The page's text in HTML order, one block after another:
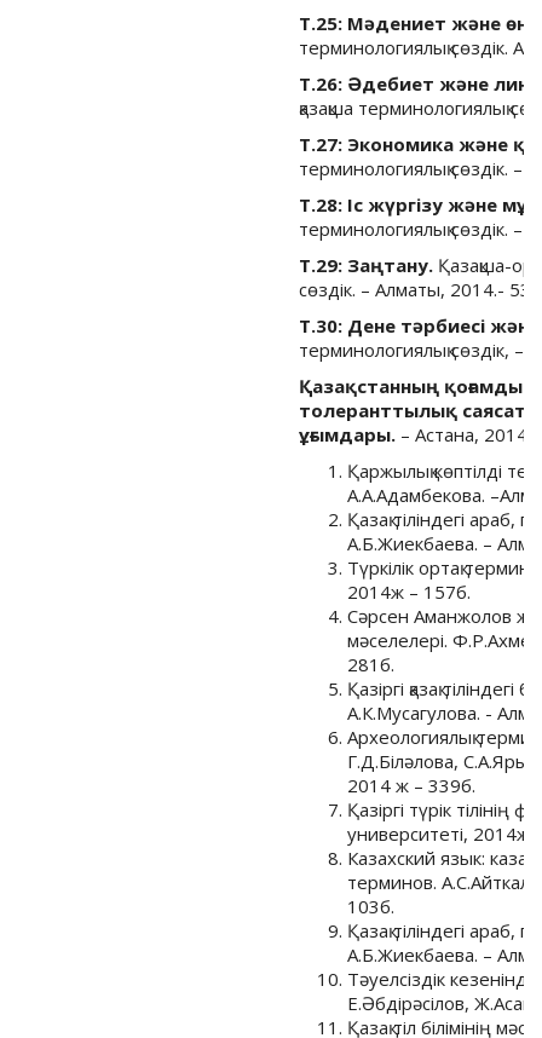
Т.25: Мәдениет және
терминологиялық сөздік.
Т.26: Әдебиет және
қазақша терминологиялық
Т.27: Экономика және
терминологиялық сөздік. –
Т.28: Іс жүргізу және
терминологиялық сөздік. –
Т.29: Заңтану. Қазақша-
сөздік. – Алматы, 2014.-
Т.30: Дене тәрбиесі
терминологиялық сөздік,
Қазақстанның қоғамдық
толеранттылық
ұғымдары. – Астана, 2014.
Қаржылық көптілді
А.А.Адамбекова.
Қазақ тіліндегі араб,
А.Б.Жиекбаева. –
Түркілік ортақ
2014ж – 157б.
Сәрсен Аманжолов
мәселелері.
281б.
Қазіргі қазақ
А.К.Мусагулова. -
Археологиялық
Г.Д.Біләлова,
2014 ж – 339б.
Қазіргі түрік
университеті, 2014ж
Казахский язык:
терминов.
103б.
Қазақ тіліндегі араб,
А.Б.Жиекбаева. –
Тәуелсіздік
Е.Әбдірәсілов,
Қазақ тіл білімінің